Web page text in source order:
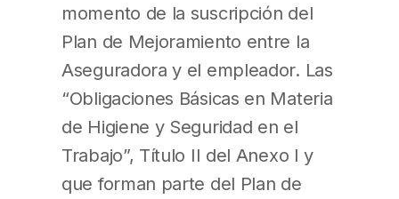
momento de la suscripción del
Plan de Mejoramiento entre la
Aseguradora y el empleador. Las
“Obligaciones Básicas en Materia
de Higiene y Seguridad en el
Trabajo”, Título II del Anexo I y
que forman parte del Plan de